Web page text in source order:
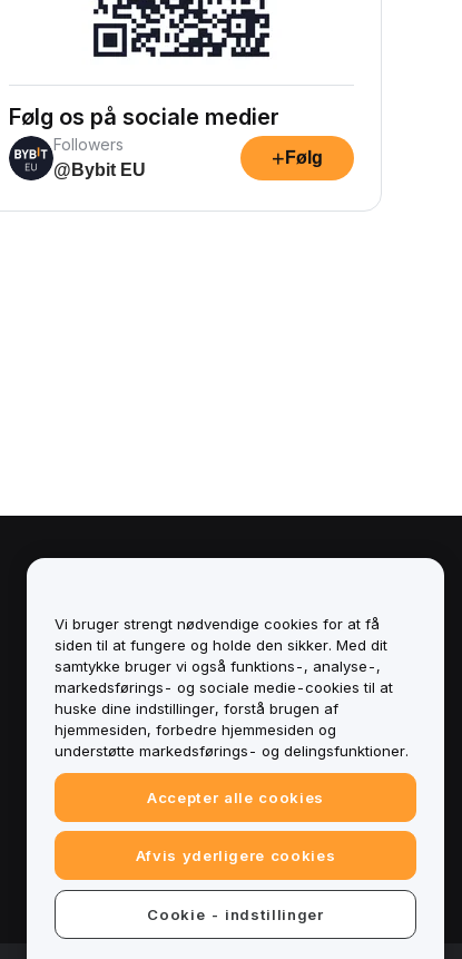
Følg os på sociale medier
Followers
@Bybit EU
+ Følg
Politik om
interessekonflikter
Oversigt over politikken for
opbevaring og
administration
ESG-oplysninger
Crypto-Asset White Papers
Vi bruger strengt nødvendige cookies for at få
siden til at fungere og holde den sikker. Med dit
samtykke bruger vi også funktions-, analyse-,
markedsførings- og sociale medie-cookies til at
huske dine indstillinger, forstå brugen af
hjemmesiden, forbedre hjemmesiden og
understøtte markedsførings- og delingsfunktioner.
Accepter alle cookies
Afvis yderligere cookies
Cookie - indstillinger